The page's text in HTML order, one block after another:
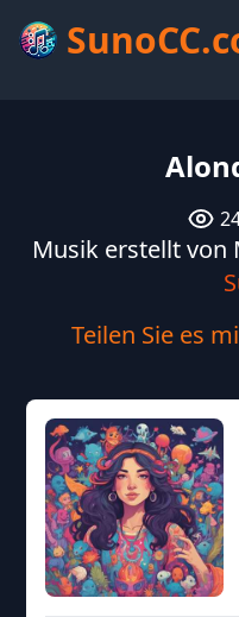
Musik erstellt von
Teilen Sie es